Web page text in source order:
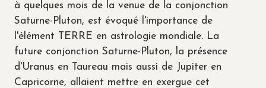
à quelques mois de la venue de la conjonction
Saturne-Pluton, est évoqué l'importance de
l'élément TERRE en astrologie mondiale. La
future conjonction Saturne-Pluton, la présence
d'Uranus en Taureau mais aussi de Jupiter en
Capricorne, allaient mettre en exergue cet